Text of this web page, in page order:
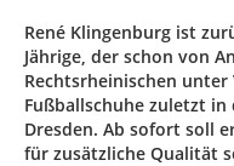
René Klingenburg ist
Jährige, der schon von
Rechtsrheinischen
Fußballschuhe zuletzt in
Dresden. Ab sofort soll
für zusätzliche Qualität